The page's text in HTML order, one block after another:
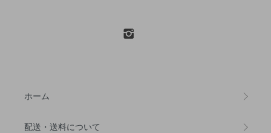
ホーム
配送・送料について